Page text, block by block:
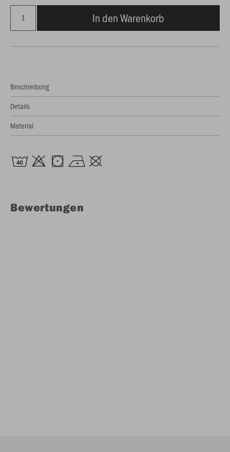
In den Warenkorb
Beschreibung
Details
Material
Bewertungen